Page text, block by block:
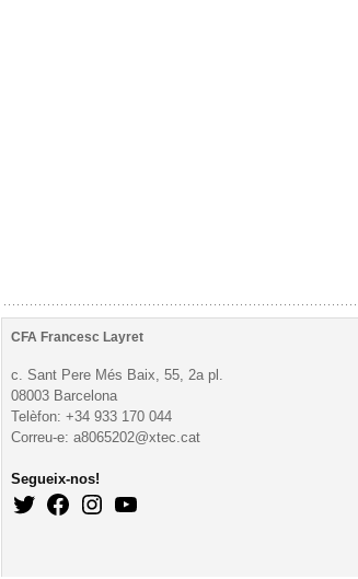
CFA Francesc Layret
c. Sant Pere Més Baix, 55, 2a pl.
08003 Barcelona
Telèfon: +34 933 170 044
Correu-e: a8065202@xtec.cat
Segueix-nos!